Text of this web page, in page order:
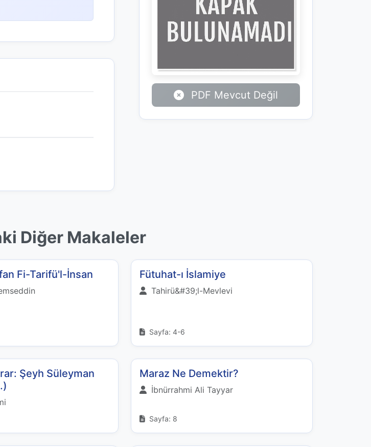
PDF Mevcut Değil
Diğer Makaleler
Fi-Tarifü'l-İnsan Fütuhat-ı İslamiye
Tahirü&#39;l-Mevlevi
Sayfa: 4-6
Şeyh Süleyman
Maraz Ne Demektir?
İbnürrahmi Ali Tayyar
Sayfa: 8